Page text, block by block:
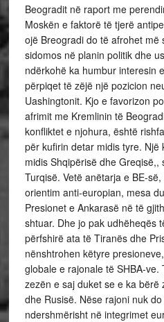
Beogradit në raport me
Moskën e faktorë të tjerë
ojë Breogradi do të afrohet më
sidomos në planin politik dhe
ndërkohë ka humbur interesin
përpiqet të zëjë një pozicion
Uashingtonit. Kjo e favorizon
afrimit me Kremlinin të
konfliktet e njohura, është
për kufirin detar midis tyre. Një
midis Shqipërisë dhe
Turqisë. Vetë anëtarja e BE-
orientim anti-europian, mesa
Presionet e Ankarasë në të
shtuar. Dhe jo pak udhëheqës
përfshirë ata të Tiranës dhe
nënshtrohen këtyre
globale e rajonale të SHBA-
zezën e saj duket se e ka bërë
dhe Rusisë. Nëse rajoni nuk
ndershmërisht në integrimet